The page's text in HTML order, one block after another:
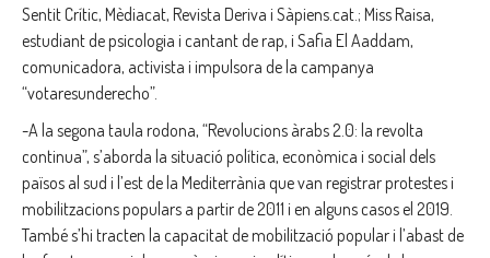
Sentit Crític, Mèdiacat, Revista Deriva i Sàpiens.cat.; Miss Raisa,
estudiant de psicologia i cantant de rap, i Safia El Aaddam,
comunicadora, activista i impulsora de la campanya
“votaresunderecho”.
-A la segona taula rodona, “Revolucions àrabs 2.0: la revolta
continua”, s’aborda la situació política, econòmica i social dels
països al sud i l’est de la Mediterrània que van registrar protestes i
mobilitzacions populars a partir de 2011 i en alguns casos el 2019.
També s’hi tracten la capacitat de mobilització popular i l’abast de